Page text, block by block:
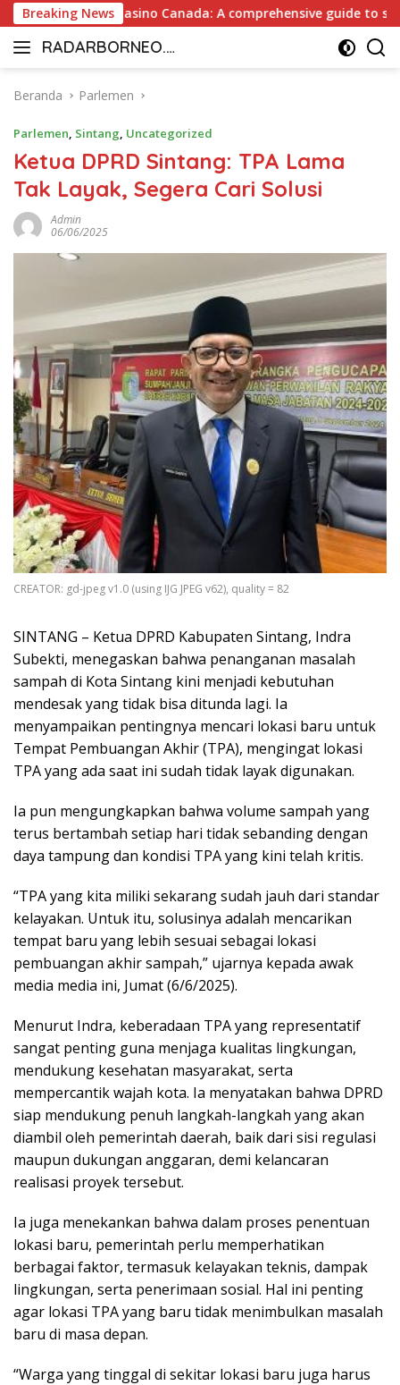
Langsung
ke
konten
Breaking News
Payout Casino Canada: A comprehensive guide to secure
RADARBORNEO.I
Radarnya
Beranda
Parlemen
Parlemen, Sintang, Uncategorized
Ketua DPRD Sintang: TPA Lama
Tak Layak, Segera Cari Solusi
Admin
06/06/2025
CREATOR: gd-jpeg v1.0 (using IJG JPEG v62), quality = 82
SINTANG – Ketua DPRD Kabupaten Sintang, Indra
Subekti, menegaskan bahwa penanganan masalah
sampah di Kota Sintang kini menjadi kebutuhan
mendesak yang tidak bisa ditunda lagi. Ia
menyampaikan pentingnya mencari lokasi baru untuk
Tempat Pembuangan Akhir (TPA), mengingat lokasi
TPA yang ada saat ini sudah tidak layak digunakan.
Ia pun mengungkapkan bahwa volume sampah yang
terus bertambah setiap hari tidak sebanding dengan
daya tampung dan kondisi TPA yang kini telah kritis.
“TPA yang kita miliki sekarang sudah jauh dari standar
kelayakan. Untuk itu, solusinya adalah mencarikan
tempat baru yang lebih sesuai sebagai lokasi
pembuangan akhir sampah,” ujarnya kepada awak
media media ini, Jumat (6/6/2025).
Menurut Indra, keberadaan TPA yang representatif
sangat penting guna menjaga kualitas lingkungan,
mendukung kesehatan masyarakat, serta
mempercantik wajah kota. Ia menyatakan bahwa DPRD
siap mendukung penuh langkah-langkah yang akan
diambil oleh pemerintah daerah, baik dari sisi regulasi
maupun dukungan anggaran, demi kelancaran
realisasi proyek tersebut.
Ia juga menekankan bahwa dalam proses penentuan
lokasi baru, pemerintah perlu memperhatikan
berbagai faktor, termasuk kelayakan teknis, dampak
lingkungan, serta penerimaan sosial. Hal ini penting
agar lokasi TPA yang baru tidak menimbulkan masalah
baru di masa depan.
“Warga yang tinggal di sekitar lokasi baru juga harus